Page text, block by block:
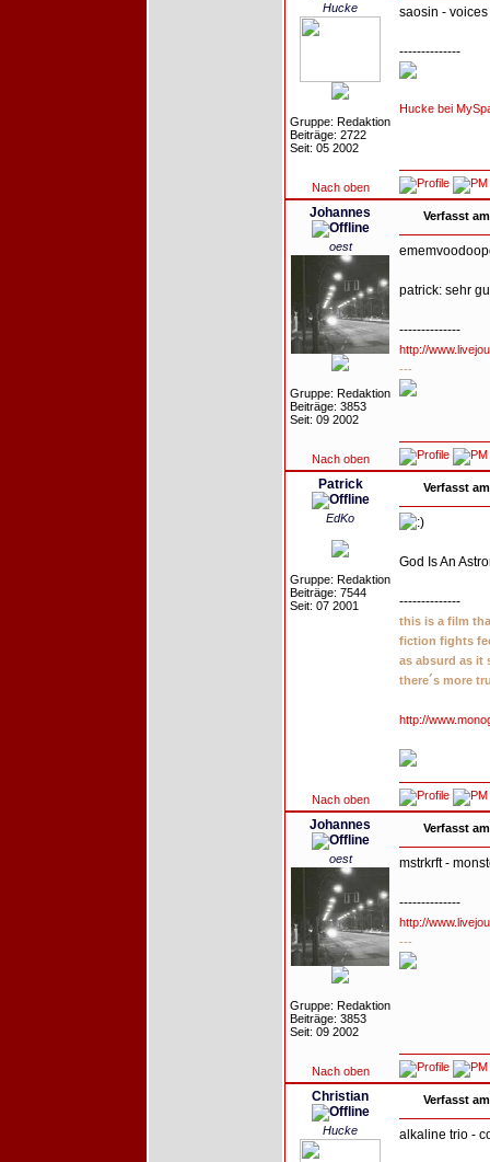
Hucke
Gruppe: Redaktion
Beiträge: 2722
Seit: 05 2002
saosin - voices
--------------
Hucke bei
Nach oben
Johannes
oest
Gruppe: Redaktion
Beiträge: 3853
Seit: 09 2002
Verfasst
patrick: sehr
--------------
http://
---
Nach oben
Patrick
EdKo
Gruppe: Redaktion
Beiträge: 7544
Seit: 07 2001
Verfasst
God Is An
--------------
this is a film
fiction fights
as absurd as it
there´s more
http://
Nach oben
Johannes
oest
Gruppe: Redaktion
Beiträge: 3853
Seit: 09 2002
Verfasst
mstrkrft -
--------------
http://
---
Nach oben
Christian
Hucke
Verfasst
alkaline trio -